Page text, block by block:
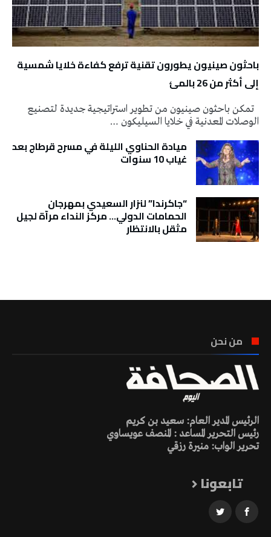
باحثون صينيون يطورون تقنية ترفع كفاءة خلايا شمسية
إلى أكثر من 26 بالمئ
تمكن باحثون صينيون من تطوير استراتيجية جديدة لتصنيع
الوصلات المعدنية في خلايا السيليكون …
ميادة الحناوي الليلة في مسرح قرطاج بعد
غياب 10 سنوات
“جاكرندا” لنزار السعيدي بمهرجان
الحمامات الدولي… مركز النداء مرآة لجيل
مثقل بالانتظار
من نحن
الرئيس المدير العام: سعيد بن كريم
رئيس التحرير المساعد : المنصف عويساوي
تحرير الواب: منيرة رزقي
تابعونا